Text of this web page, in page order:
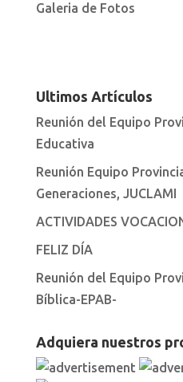
Galeria de Fotos
Ultimos Artículos
Reunión del Equipo
Educativa
Reunión Equipo
Generaciones, JUCLAMI
ACTIVIDADES
FELIZ DÍA
Reunión del Equipo
Bíblica-EPAB-
Adquiera nuestros